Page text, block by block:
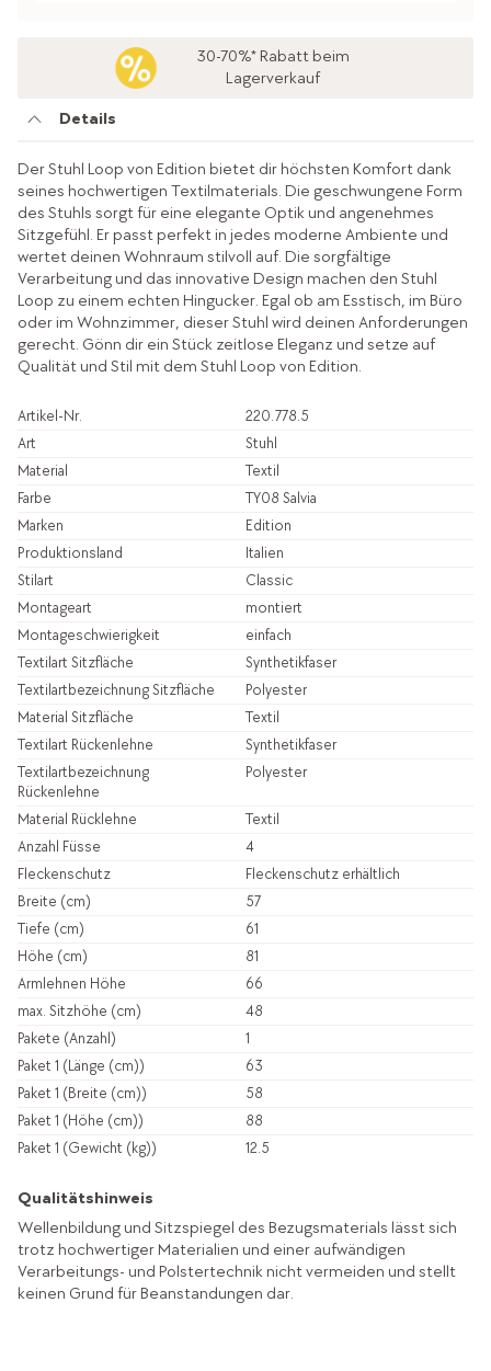
30-70%* Rabatt beim
Lagerverkauf
Details
Der Stuhl Loop von Edition bietet dir höchsten Komfort dank
seines hochwertigen Textilmaterials. Die geschwungene Form
des Stuhls sorgt für eine elegante Optik und angenehmes
Sitzgefühl. Er passt perfekt in jedes moderne Ambiente und
wertet deinen Wohnraum stilvoll auf. Die sorgfältige
Verarbeitung und das innovative Design machen den Stuhl
Loop zu einem echten Hingucker. Egal ob am Esstisch, im Büro
oder im Wohnzimmer, dieser Stuhl wird deinen Anforderungen
gerecht. Gönn dir ein Stück zeitlose Eleganz und setze auf
Qualität und Stil mit dem Stuhl Loop von Edition.
Artikel-Nr.
220.778.5
Art
Stuhl
Material
Textil
Farbe
TY08 Salvia
Marken
Edition
Produktionsland
Italien
Stilart
Classic
Montageart
montiert
Montageschwierigkeit
einfach
Textilart Sitzfläche
Synthetikfaser
Textilartbezeichnung Sitzfläche
Polyester
Material Sitzfläche
Textil
Textilart Rückenlehne
Synthetikfaser
Textilartbezeichnung
Rückenlehne
Polyester
Material Rücklehne
Textil
Anzahl Füsse
4
Fleckenschutz
Fleckenschutz erhältlich
Breite (cm)
57
Tiefe (cm)
61
Höhe (cm)
81
Armlehnen Höhe
66
max. Sitzhöhe (cm)
48
Pakete (Anzahl)
1
Paket 1 (Länge (cm))
63
Paket 1 (Breite (cm))
58
Paket 1 (Höhe (cm))
88
Paket 1 (Gewicht (kg))
12.5
Qualitätshinweis
Wellenbildung und Sitzspiegel des Bezugsmaterials lässt sich
trotz hochwertiger Materialien und einer aufwändigen
Verarbeitungs- und Polstertechnik nicht vermeiden und stellt
keinen Grund für Beanstandungen dar.